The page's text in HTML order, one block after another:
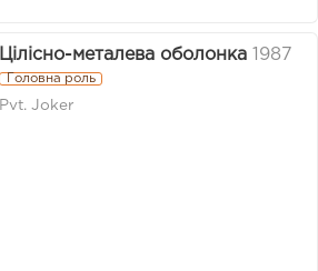
Цілісно-металева оболонка 1987
Головна роль
Pvt. Joker